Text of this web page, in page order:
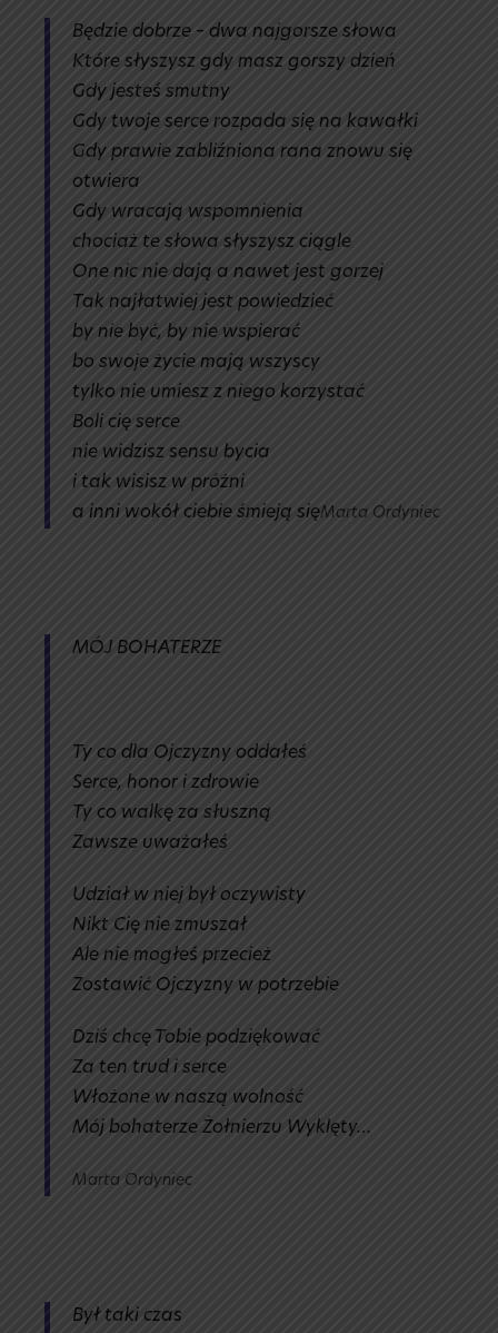
Będzie dobrze – dwa najgorsze słowa
Które słyszysz gdy masz gorszy dzień
Gdy jesteś smutny
Gdy twoje serce rozpada się na kawałki
Gdy prawie zabliźniona rana znowu się
otwiera
Gdy wracają wspomnienia
chociaż te słowa słyszysz ciągle
One nic nie dają a nawet jest gorzej
Tak najłatwiej jest powiedzieć
by nie być, by nie wspierać
bo swoje życie mają wszyscy
tylko nie umiesz z niego korzystać
Boli cię serce
nie widzisz sensu bycia
i tak wisisz w próżni
a inni wokół ciebie śmieją sięMarta Ordyniec
MÓJ BOHATERZE
Ty co dla Ojczyzny oddałeś
Serce, honor i zdrowie
Ty co walkę za słuszną
Zawsze uważałeś
Udział w niej był oczywisty
Nikt Cię nie zmuszał
Ale nie mogłeś przecież
Zostawić Ojczyzny w potrzebie
Dziś chcę Tobie podziękować
Za ten trud i serce
Włożone w naszą wolność
Mój bohaterze Żołnierzu Wyklęty…
Marta Ordyniec
Był taki czas